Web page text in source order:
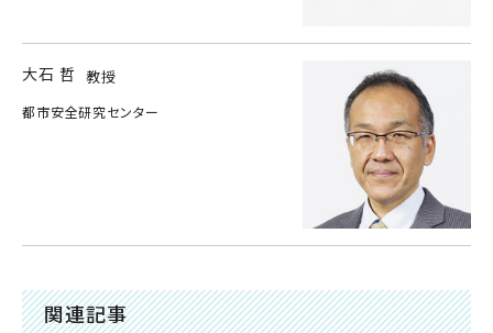
大石 哲 教授
都市安全研究センター
関連記事